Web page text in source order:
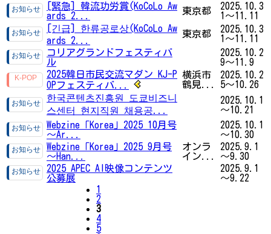
[緊急] 韓流功労賞(KoCoLo Aw
ards 2...
東京都
2025.10.3
1～11.11
[긴급] 한류공로상(KoCoLo Aw
ards 2...
東京都
2025.10.3
1～11.11
コリアグランドフェスティバ
ル
2025.10.2
9～11.9
2025韓日市民交流マダン KJ-P
OPフェスティバ...
横浜市
鶴見...
2025.10.2
5～10.26
한국콘텐츠진흥원 도쿄비즈니
스센터 현지직원 채용공...
2025.10.1
～10.21
Webzine「Korea」2025 10月号
～Ar...
2025.10.1
～10.30
Webzine「Korea」2025 9月号
～Han...
オンラ
イン...
2025.9.1
～9.30
2025 APEC AI映像コンテンツ
公募展
2025.9.1
～9.22
1
2
3
4
5